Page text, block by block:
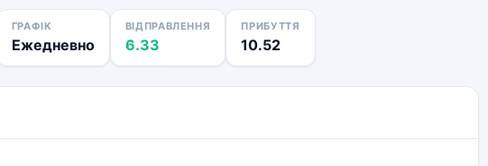
ГРАФІК
Ежедневно
ВІДПРАВЛЕННЯ
6.33
ПРИБУТТЯ
10.52